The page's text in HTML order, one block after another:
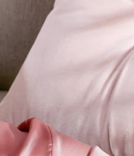
Mis dispositivos
Mis pedidos
Mis direcciones
suscripciones
Español
Português
Русский
繁體中文